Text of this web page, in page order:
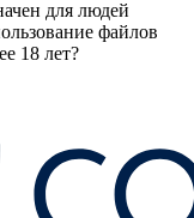
для людей
файлов
18 лет?